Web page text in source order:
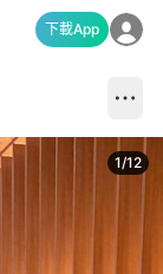
下載App
1/12